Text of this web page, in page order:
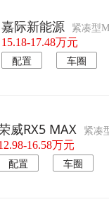
嘉际新能源 紧凑型
15.18-17.48万元
配置 车圈
威RX5 MAX 紧凑
16.58万元
配置 车圈